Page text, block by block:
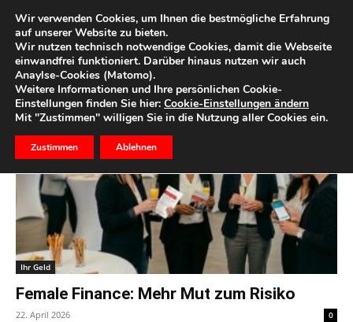
Start Schlagworte Geld
Schlagwort: Geld
Ihr Geld
Female Finance: Mehr Mut zum Risiko
22. April 2026 0
Wir verwenden Cookies, um Ihnen die bestmögliche Erfahrung
auf unserer Website zu bieten.
Wir nutzen technisch notwendige Cookies, damit die Webseite
einwandfrei funktioniert. Darüber hinaus nutzen wir auch
Anaylse-Cookies (Matomo).
Weitere Informationen und Ihre persönlichen Cookie-
Einstellungen finden Sie hier: Cookie-Einstellungen ändern
Mit "Zustimmen" willigen Sie in die Nutzung aller Cookies ein.
Zustimmen Ablehnen